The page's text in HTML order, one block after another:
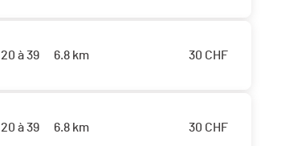
20 à 39 6.8 km 30 CHF
20 à 39 6.8 km 30 CHF